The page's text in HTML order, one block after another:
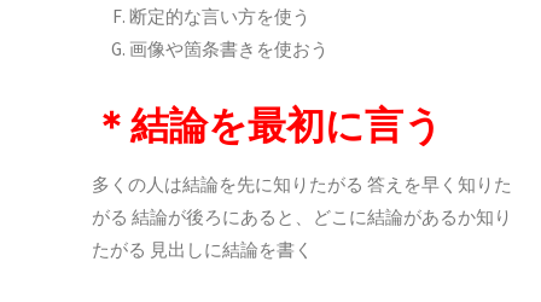
断定的な言い方を使う
画像や箇条書きを使おう
＊結論を最初に言う
多くの人は結論を先に知りたがる 答えを早く知りた
がる 結論が後ろにあると、どこに結論があるか知り
たがる 見出しに結論を書く